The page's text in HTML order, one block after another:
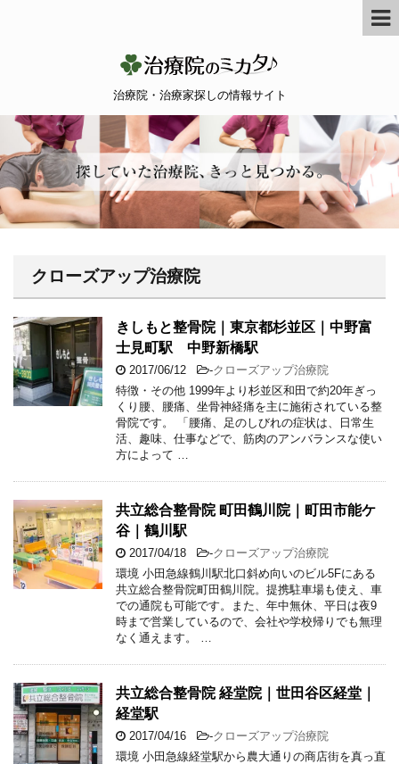
治療院・治療家探しの情報サイト
クローズアップ治療院
きしもと整骨院｜東京都杉並区｜中野富
士見町駅 中野新橋駅
2017/06/12 -クローズアップ治療院
特徴・その他 1999年より杉並区和田で約20年ぎっ
くり腰、腰痛、坐骨神経痛を主に施術されている整
骨院です。 「腰痛、足のしびれの症状は、日常生
活、趣味、仕事などで、筋肉のアンバランスな使い
方によって …
共立総合整骨院 町田鶴川院｜町田市能ケ
谷｜鶴川駅
2017/04/18 -クローズアップ治療院
環境 小田急線鶴川駅北口斜め向いのビル5Fにある
共立総合整骨院町田鶴川院。提携駐車場も使え、車
での通院も可能です。また、年中無休、平日は夜9
時まで営業しているので、会社や学校帰りでも無理
なく通えます。 …
共立総合整骨院 経堂院｜世田谷区経堂｜
経堂駅
2017/04/16 -クローズアップ治療院
環境 小田急線経堂駅から農大通りの商店街を真っ直